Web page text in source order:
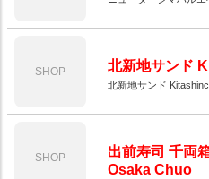
SHOP 北新地サンド
北新地サンド
SHOP
出前寿司 千両
Osaka Chuo